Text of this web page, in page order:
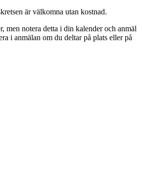
är välkomna utan kostnad.
men notera detta i din kalender och anmäl
i anmälan om du deltar på plats eller på